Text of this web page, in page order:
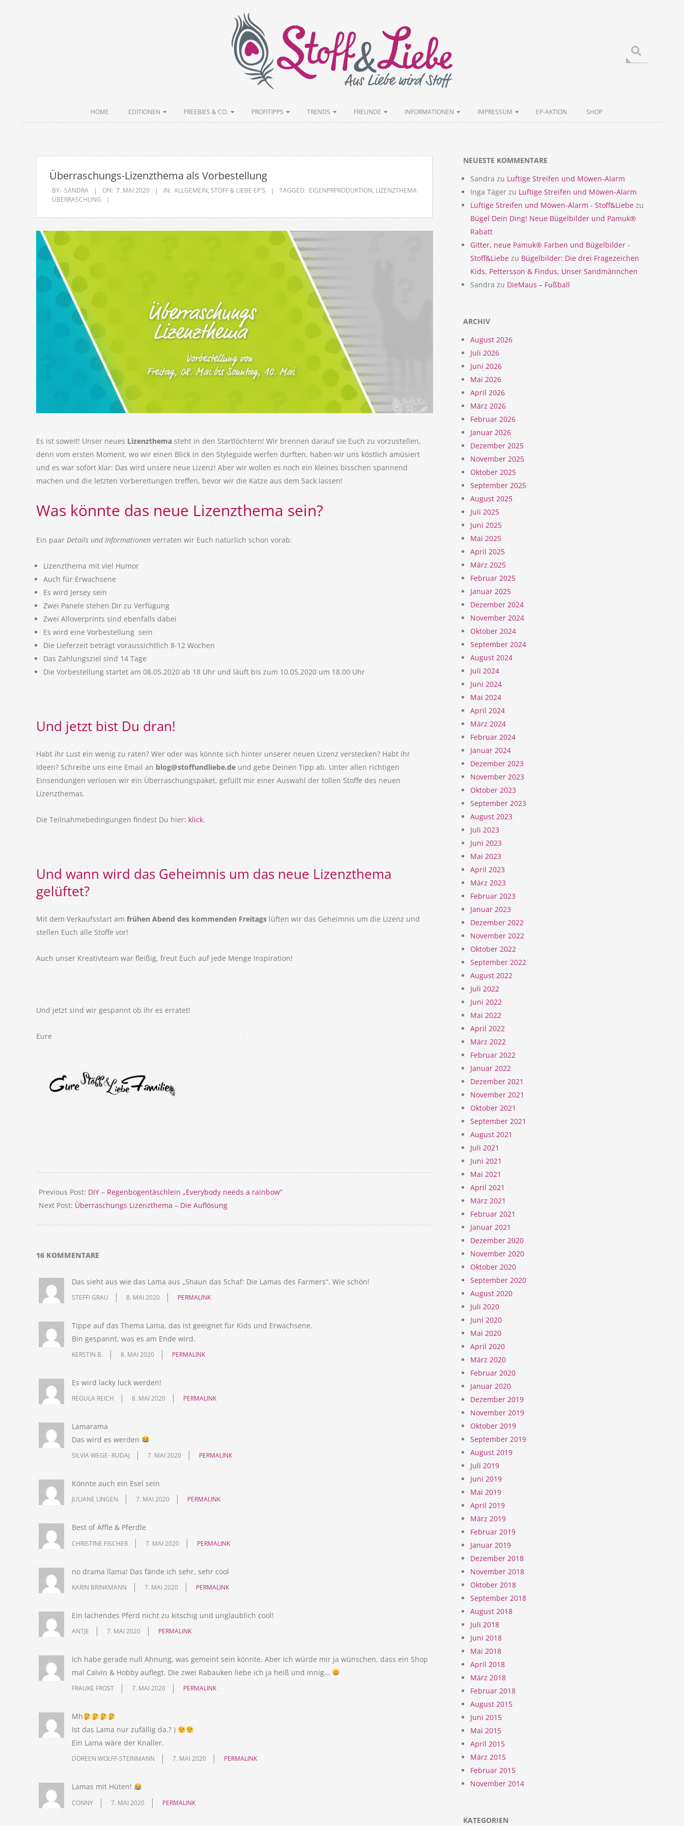
Stoff&Liebe
Navigation
HOME EDITIONEN FREEBIES & CO. PROFITIPPS TRENDS FREUNDE INFORMATIONEN IMPRESSUM EP-AKTION SHOP
Überraschungs-Lizenzthema als Vorbestellung
BY: SANDRA ON: 7. MAI 2020 IN: ALLGEMEIN, STOFF & LIEBE EP'S TAGGED: EIGENPRPRODUKTION, LIZENZTHEMA
ÜBERRASCHUNG
Es ist soweit! Unser neues Lizenzthema steht in den Startlöchtern! Wir brennen darauf sie Euch zu vorzustellen,
denn vom ersten Moment, wo wir einen Blick in den Styleguide werfen durften, haben wir uns köstlich amüsiert
und es war sofort klar: Das wird unsere neue Lizenz! Aber wir wollen es noch ein kleines bisschen spannend
machen und die letzten Vorbereitungen treffen, bevor wir die Katze aus dem Sack lassen!
Was könnte das neue Lizenzthema sein?
Ein paar Details und Informationen verraten wir Euch natürlich schon vorab:
Lizenzthema mit viel Humor
Auch für Erwachsene
Es wird Jersey sein
Zwei Panele stehen Dir zu Verfügung
Zwei Alloverprints sind ebenfalls dabei
Es wird eine Vorbestellung sein
Die Lieferzeit beträgt voraussichtlich 8-12 Wochen
Das Zahlungsziel sind 14 Tage
Die Vorbestellung startet am 08.05.2020 ab 18 Uhr und läuft bis zum 10.05.2020 um 18.00 Uhr
Und jetzt bist Du dran!
Habt ihr Lust ein wenig zu raten? Wer oder was könnte sich hinter unserer neuen Lizenz verstecken? Habt ihr
Ideen? Schreibe uns eine Email an blog@stoffundliebe.de und gebe Deinen Tipp ab. Unter allen richtigen
Einsendungen verlosen wir ein Überraschungspaket, gefüllt mir einer Auswahl der tollen Stoffe des neuen
Lizenzthemas.
Die Teilnahmebedingungen findest Du hier: klick.
Und wann wird das Geheimnis um das neue Lizenzthema
gelüftet?
Mit dem Verkaufsstart am frühen Abend des kommenden Freitags lüften wir das Geheimnis um die Lizenz und
stellen Euch alle Stoffe vor!
Auch unser Kreativteam war fleißig, freut Euch auf jede Menge Inspiration!
Und jetzt sind wir gespannt ob ihr es erratet!
Eure
05-
07
Previous Post: DIY – Regenbogentäschlein „Everybody needs a rainbow“
Next Post: Überraschungs Lizenzthema – Die Auflösung
16 KOMMENTARE
Das sieht aus wie das Lama aus „Shaun das Schaf: Die Lamas des Farmers“. Wie schön!
STEFFI GRAU 8. MAI 2020 PERMALINK
Tippe auf das Thema Lama, das ist geeignet für Kids und Erwachsene.
Bin gespannt, was es am Ende wird.
KERSTIN B. 8. MAI 2020 PERMALINK
Es wird lacky luck werden!
REGULA REICH 8. MAI 2020 PERMALINK
Lamarama
Das wird es werden
SILVIA WEGE- RUDAJ 7. MAI 2020 PERMALINK
Könnte auch ein Esel sein
JULIANE LINGEN 7. MAI 2020 PERMALINK
Best of Äffle & Pferdle
CHRISTINE FISCHER 7. MAI 2020 PERMALINK
no drama llama! Das fände ich sehr, sehr cool
KARIN BRINKMANN 7. MAI 2020 PERMALINK
Ein lachendes Pferd nicht zu kitschig und unglaublich cool!
ANTJE 7. MAI 2020 PERMALINK
Ich habe gerade null Ahnung, was gemeint sein könnte. Aber ich würde mir ja wünschen, dass ein Shop
mal Calvin & Hobby auflegt. Die zwei Rabauken liebe ich ja heiß und innig…
FRAUKE FROST 7. MAI 2020 PERMALINK
Mh
Ist das Lama nur zufällig da.? )
Ein Lama wäre der Knaller.
DOREEN WOLFF-STEINMANN 7. MAI 2020 PERMALINK
Lamas mit Hüten!
CONNY 7. MAI 2020 PERMALINK
NEUESTE KOMMENTARE
Sandra zu Luftige Streifen und Möwen-Alarm
Inga Täger zu Luftige Streifen und Möwen-Alarm
Luftige Streifen und Möwen-Alarm - Stoff&Liebe zu
Bügel Dein Ding! Neue Bügelbilder und Pamuk®
Rabatt
Gitter, neue Pamuk® Farben und Bügelbilder -
Stoff&Liebe zu Bügelbilder: Die drei Fragezeichen
Kids, Pettersson & Findus, Unser Sandmännchen
Sandra zu DieMaus – Fußball
ARCHIV
August 2026
Juli 2026
Juni 2026
Mai 2026
April 2026
März 2026
Februar 2026
Januar 2026
Dezember 2025
November 2025
Oktober 2025
September 2025
August 2025
Juli 2025
Juni 2025
Mai 2025
April 2025
März 2025
Februar 2025
Januar 2025
Dezember 2024
November 2024
Oktober 2024
September 2024
August 2024
Juli 2024
Juni 2024
Mai 2024
April 2024
März 2024
Februar 2024
Januar 2024
Dezember 2023
November 2023
Oktober 2023
September 2023
August 2023
Juli 2023
Juni 2023
Mai 2023
April 2023
März 2023
Februar 2023
Januar 2023
Dezember 2022
November 2022
Oktober 2022
September 2022
August 2022
Juli 2022
Juni 2022
Mai 2022
April 2022
März 2022
Februar 2022
Januar 2022
Dezember 2021
November 2021
Oktober 2021
September 2021
August 2021
Juli 2021
Juni 2021
Mai 2021
April 2021
März 2021
Februar 2021
Januar 2021
Dezember 2020
November 2020
Oktober 2020
September 2020
August 2020
Juli 2020
Juni 2020
Mai 2020
April 2020
März 2020
Februar 2020
Januar 2020
Dezember 2019
November 2019
Oktober 2019
September 2019
August 2019
Juli 2019
Juni 2019
Mai 2019
April 2019
März 2019
Februar 2019
Januar 2019
Dezember 2018
November 2018
Oktober 2018
September 2018
August 2018
Juli 2018
Juni 2018
Mai 2018
April 2018
März 2018
Februar 2018
August 2015
Juni 2015
Mai 2015
April 2015
März 2015
Februar 2015
November 2014
KATEGORIEN